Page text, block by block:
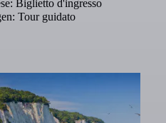
Biglietto d'ingresso
Tour guidato